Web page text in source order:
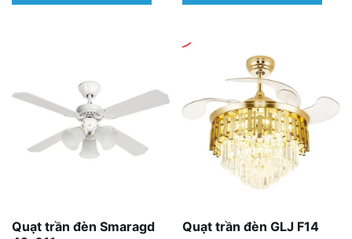
Quạt trần đèn Smaragd
Quạt trần đèn GLJ F14